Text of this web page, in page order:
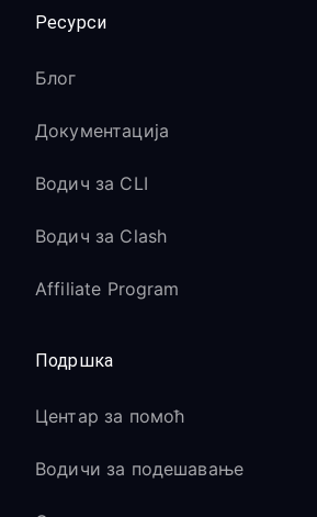
Ресурси
Блог
Документација
Водич за CLI
Водич за Clash
Affiliate Program
Подршка
Центар за помоћ
Водичи за подешавање